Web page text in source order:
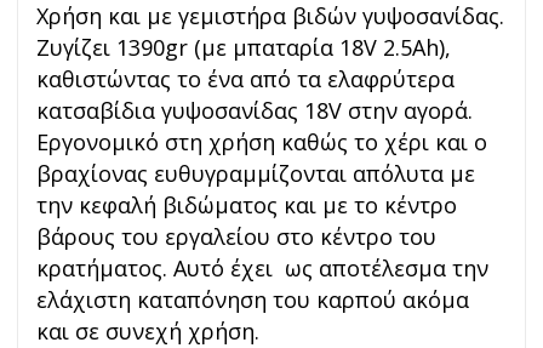
Χρήση και με γεμιστήρα βιδών γυψοσανίδας.
Ζυγίζει 1390gr (με μπαταρία 18V 2.5Ah),
καθιστώντας το ένα από τα ελαφρύτερα
κατσαβίδια γυψοσανίδας 18V στην αγορά.
Εργονομικό στη χρήση καθώς το χέρι και ο
βραχίονας ευθυγραμμίζονται απόλυτα με
την κεφαλή βιδώματος και με το κέντρο
βάρους του εργαλείου στο κέντρο του
κρατήματος. Αυτό έχει ως αποτέλεσμα την
ελάχιστη καταπόνηση του καρπού ακόμα
και σε συνεχή χρήση.